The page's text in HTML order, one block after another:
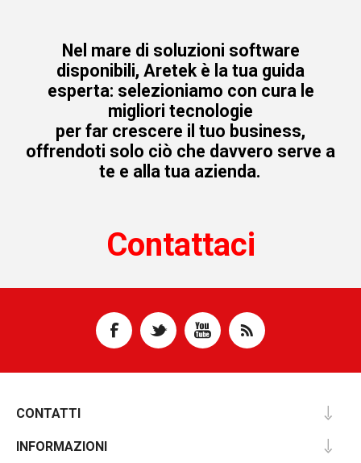
Nel mare di soluzioni software
disponibili, Aretek è la tua guida
esperta: selezioniamo con cura le
migliori tecnologie
per far crescere il tuo business,
offrendoti solo ciò che davvero serve a
te e alla tua azienda.
Contattaci
CONTATTI
INFORMAZIONI